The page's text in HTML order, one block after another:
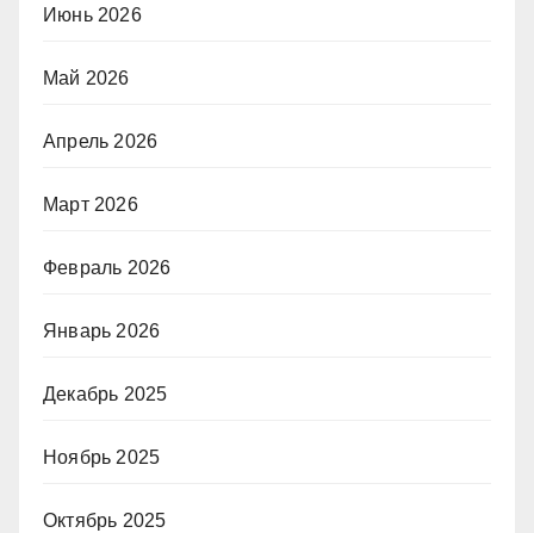
Июнь 2026
Май 2026
Апрель 2026
Март 2026
Февраль 2026
Январь 2026
Декабрь 2025
Ноябрь 2025
Октябрь 2025